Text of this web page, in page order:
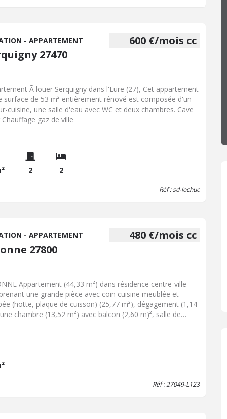
600 €/mois cc
- APPARTEMENT
27470
Ã louer Serquigny dans l'Eure (27), Cet appartement
surface de 53 m² entièrement rénové est composée d'un
cuisine, une salle d'eau avec WC et deux chambres. Cave
Chauffage gaz de ville
2 2
Réf : sd-lochuc
480 €/mois cc
- APPARTEMENT
27800
Appartement (44,33 m²) dans résidence centre-ville
une grande pièce avec coin cuisine meublée et
(hotte, plaque de cuisson) (25,77 m²), dégagement (1,14
chambre (13,52 m²) avec balcon (2,60 m)², salle de
parties communes) Dépôt de garantie : 443,00 € Frais à la
du locataire : 443,00 € Les informations sur les risques
ce bien est exposé sont disponibles sur le site
annuelles d'énergie pour un usage standard compris
Réf : 27049-L123